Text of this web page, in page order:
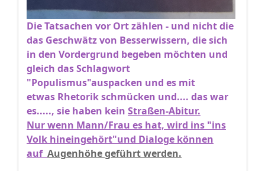
Die Tatsachen vor Ort zählen - und nicht die
das Geschwätz von Besserwissern, die sich
in den Vordergrund begeben möchten und
gleich das Schlagwort
"Populismus"auspacken und es mit
etwas Rhetorik schmücken und.... das war
es....., sie haben kein Straßen-Abitur.
Nur wenn Mann/Frau es hat, wird ins "ins
Volk hineingehört"und Dialoge können
auf Augenhöhe geführt werden.